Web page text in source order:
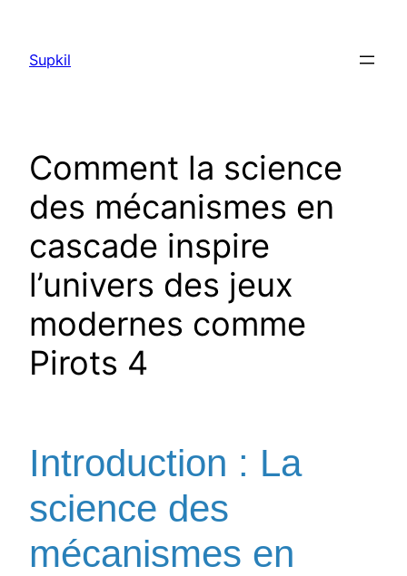
contenido
Supkil
Comment la science
des mécanismes en
cascade inspire
l’univers des jeux
modernes comme
Pirots 4
Introduction : La
science des
mécanismes en